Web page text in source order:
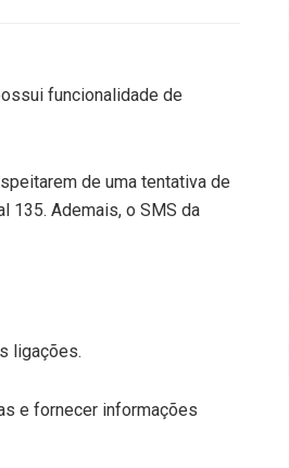
funcionalidade de
de uma tentativa de
135. Ademais, o SMS da
ligações.
e fornecer informações